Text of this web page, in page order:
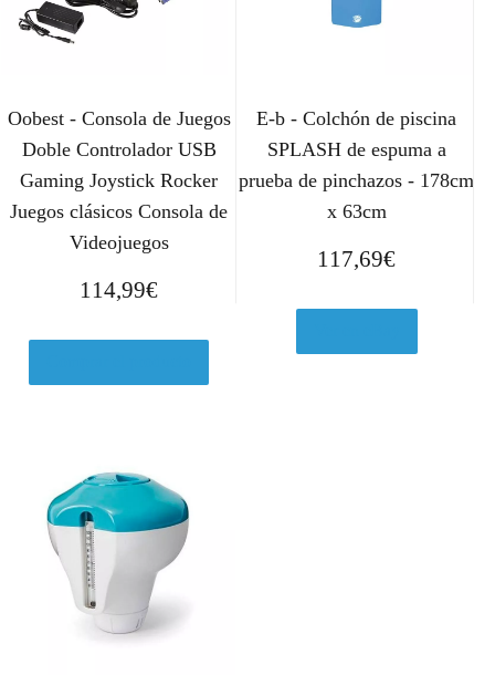
Oobest - Consola de Juegos
Doble Controlador USB
Gaming Joystick Rocker
Juegos clásicos Consola de
Videojuegos
114,99€
E-b - Colchón de piscina
SPLASH de espuma a
prueba de pinchazos - 178cm
x 63cm
117,69€